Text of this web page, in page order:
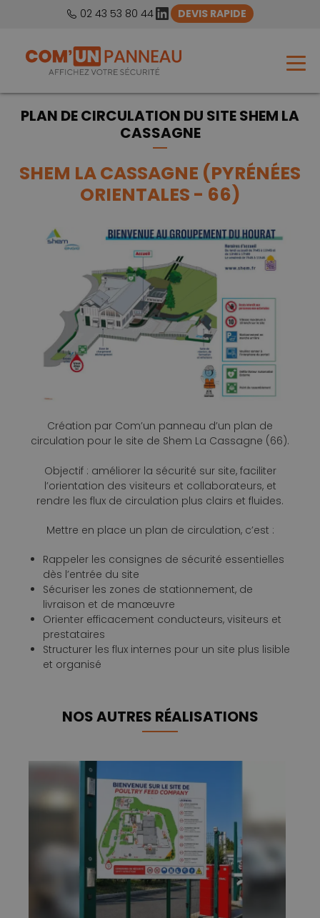
02 43 53 80 44LinkedIn
DEVIS RAPIDE
PLAN DE CIRCULATION DU SITE SHEM LA
CASSAGNE
SHEM LA CASSAGNE (PYRÉNÉES
ORIENTALES - 66)
Création par Com’un panneau d’un plan de
circulation pour le site de Shem La Cassagne (66).
Objectif : améliorer la sécurité sur site, faciliter
l’orientation des visiteurs et collaborateurs, et
rendre les flux de circulation plus clairs et fluides.
Mettre en place un plan de circulation, c’est :
Rappeler les consignes de sécurité essentielles
dès l’entrée du site
Sécuriser les zones de stationnement, de
livraison et de manœuvre
Orienter efficacement conducteurs, visiteurs et
prestataires
Structurer les flux internes pour un site plus lisible
et organisé
NOS AUTRES RÉALISATIONS